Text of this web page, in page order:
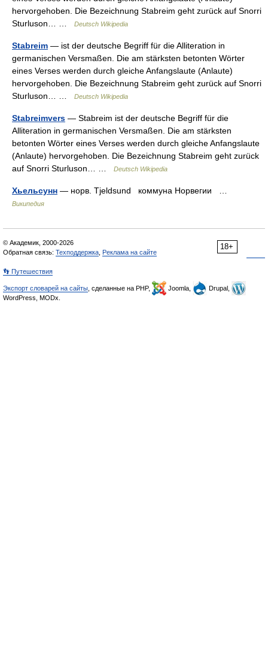
hervorgehoben. Die Bezeichnung Stabreim geht zurück auf Snorri
Sturluson… …
Deutsch Wikipedia
Stabreim — ist der deutsche Begriff für die Alliteration in
germanischen Versmaßen. Die am stärksten betonten Wörter
eines Verses werden durch gleiche Anfangslaute (Anlaute)
hervorgehoben. Die Bezeichnung Stabreim geht zurück auf Snorri
Sturluson… …
Deutsch Wikipedia
Stabreimvers — Stabreim ist der deutsche Begriff für die
Alliteration in germanischen Versmaßen. Die am stärksten
betonten Wörter eines Verses werden durch gleiche Anfangslaute
(Anlaute) hervorgehoben. Die Bezeichnung Stabreim geht zurück
auf Snorri Sturluson… …
Deutsch Wikipedia
Хьельсунн — норв. Tjeldsund коммуна Норвегии …
Википедия
18+
© Академик, 2000-2026
Обратная связь: Техподдержка Реклама на сайте
👣 Путешествия
Экспорт словарей на сайты , сделанные на PHP, Joomla,
Drupal,
WordPress, MODx.